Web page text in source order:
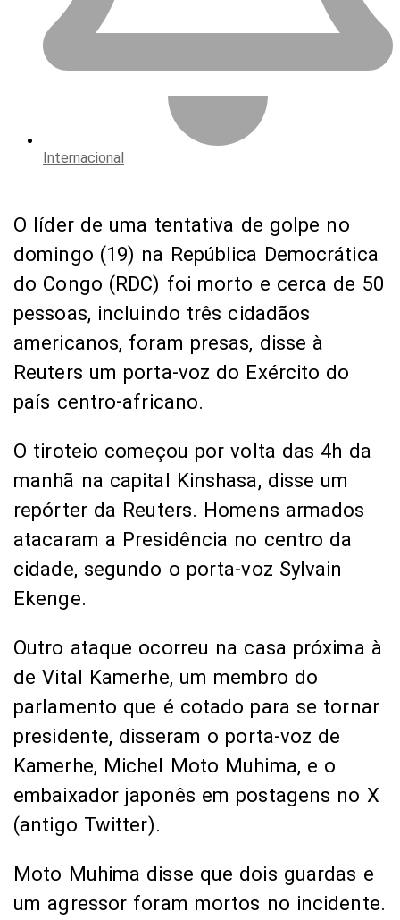
Internacional
O líder de uma tentativa de golpe no
domingo (19) na República Democrática
do Congo (RDC) foi morto e cerca de 50
pessoas, incluindo três cidadãos
americanos, foram presas, disse à
Reuters um porta-voz do Exército do
país centro-africano.
O tiroteio começou por volta das 4h da
manhã na capital Kinshasa, disse um
repórter da Reuters. Homens armados
atacaram a Presidência no centro da
cidade, segundo o porta-voz Sylvain
Ekenge.
Outro ataque ocorreu na casa próxima à
de Vital Kamerhe, um membro do
parlamento que é cotado para se tornar
presidente, disseram o porta-voz de
Kamerhe, Michel Moto Muhima, e o
embaixador japonês em postagens no X
(antigo Twitter).
Moto Muhima disse que dois guardas e
um agressor foram mortos no incidente.